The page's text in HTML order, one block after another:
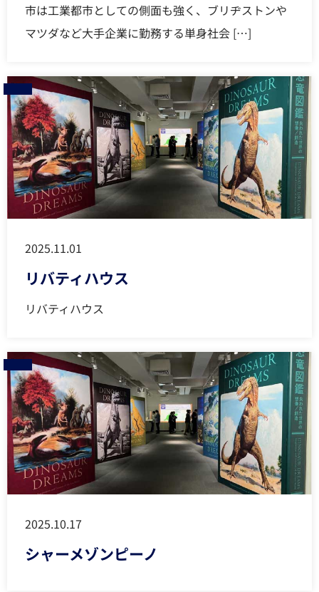
市は工業都市としての側面も強く、ブリヂストンや
マツダなど大手企業に勤務する単身社会 […]
2025.11.01
リバティハウス
リバティハウス
2025.10.17
シャーメゾンピーノ